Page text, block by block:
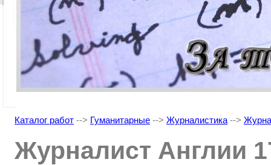
Каталог работ --> Гуманитарные --> Журналистика -->
Журналист Англии